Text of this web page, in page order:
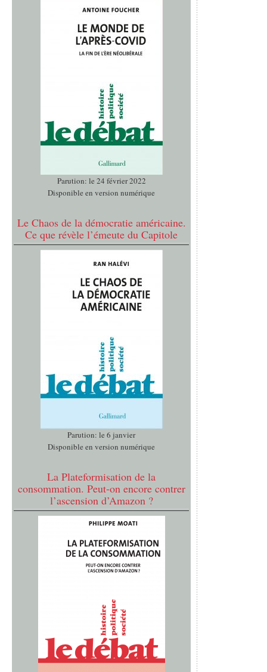
Parution: le 24 février 2022
Disponible en version numérique
Le Chaos de la démocratie américaine.
Ce que révèle l’émeute du Capitole
Parution: le 6 janvier
Disponible en version numérique
La Plateformisation de la
consommation. Peut-on encore contrer
l’ascension d’Amazon ?